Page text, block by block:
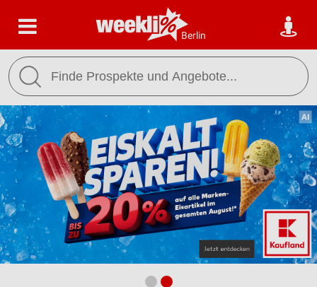
Berlin